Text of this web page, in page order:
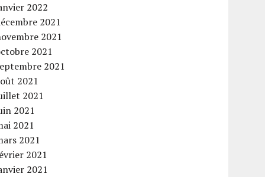
2022
2021
2021
2021
2021
2021
2021
2021
2021
2021
2021
2021